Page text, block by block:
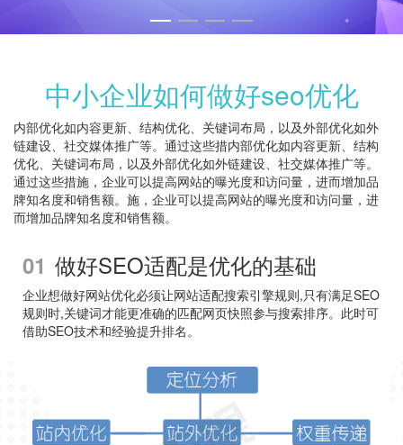
中小企业如何做好seo优化
内部优化如内容更新、结构优化、关键词布局，以及外部优化如外
链建设、社交媒体推广等。通过这些措内部优化如内容更新、结构
优化、关键词布局，以及外部优化如外链建设、社交媒体推广等。
通过这些措施，企业可以提高网站的曝光度和访问量，进而增加品
牌知名度和销售额。施，企业可以提高网站的曝光度和访问量，进
而增加品牌知名度和销售额。
01 做好SEO适配是优化的基础
企业想做好网站优化必须让网站适配搜索引擎规则,只有满足SEO
规则时,关键词才能更准确的匹配网页快照参与搜索排序。此时可
借助SEO技术和经验提升排名。